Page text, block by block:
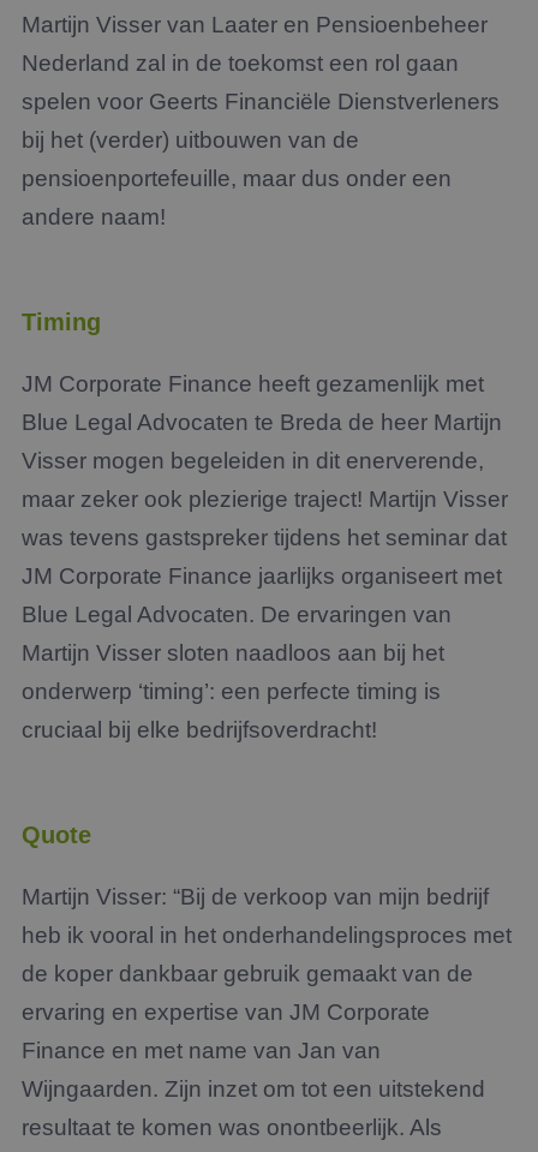
Martijn Visser van Laater en Pensioenbeheer
Nederland zal in de toekomst een rol gaan
spelen voor Geerts Financiële Dienstverleners
bij het (verder) uitbouwen van de
pensioenportefeuille, maar dus onder een
andere naam!
Timing
JM Corporate Finance heeft gezamenlijk met
Blue Legal Advocaten te Breda de heer Martijn
Visser mogen begeleiden in dit enerverende,
maar zeker ook plezierige traject! Martijn Visser
was tevens gastspreker tijdens het seminar dat
JM Corporate Finance jaarlijks organiseert met
Blue Legal Advocaten. De ervaringen van
Martijn Visser sloten naadloos aan bij het
onderwerp ‘timing’: een perfecte timing is
cruciaal bij elke bedrijfsoverdracht!
Quote
Martijn Visser: “Bij de verkoop van mijn bedrijf
heb ik vooral in het onderhandelingsproces met
de koper dankbaar gebruik gemaakt van de
ervaring en expertise van JM Corporate
Finance en met name van Jan van
Wijngaarden. Zijn inzet om tot een uitstekend
resultaat te komen was onontbeerlijk. Als